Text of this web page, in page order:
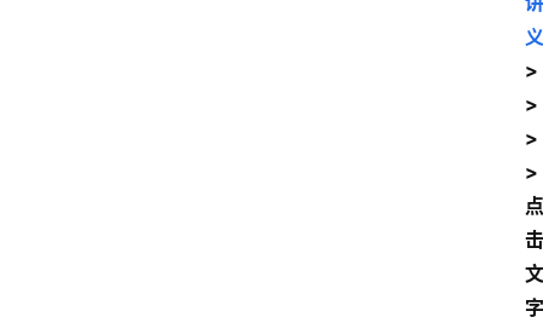
义
>
>
>
>
点
击
文
字